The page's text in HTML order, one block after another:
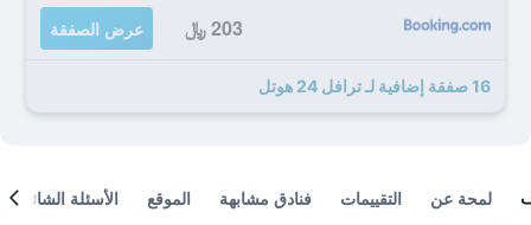
203 ﷼ عرض الصفقة
16 صفقة إضافية لـ ترافل 24 هوتل
لمحة عن التقييمات فنادق مشابهة الموقع الأسئلة الشائعة